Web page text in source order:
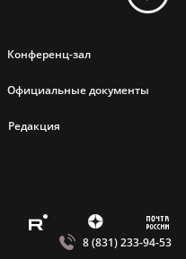
Конференц-зал
Официальные документы
Редакция
E Z m
8 (831) 233-94-53